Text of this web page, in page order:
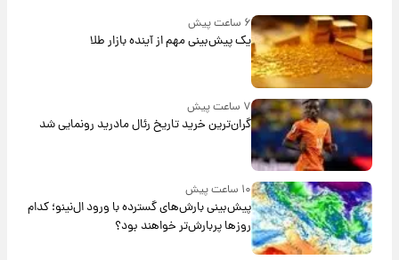
۶ ساعت پیش
یک پیش‌بینی مهم از آینده بازار طلا
۷ ساعت پیش
گران‌ترین خرید تاریخ رئال مادرید رونمایی شد
۱۰ ساعت پیش
پیش‌بینی بارش‌های گسترده با ورود ال‌نینو؛ کدام
روزها پربارش‌تر خواهند بود؟